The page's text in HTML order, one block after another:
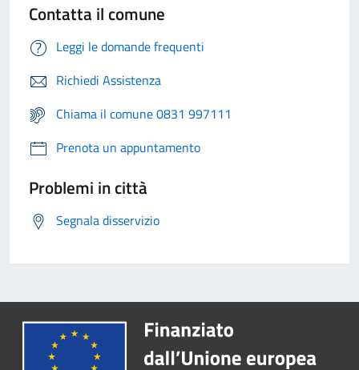
Contatta il comune
Leggi le domande frequenti
Richiedi Assistenza
Chiama il comune 0831 997111
Prenota un appuntamento
Problemi in città
Segnala disservizio